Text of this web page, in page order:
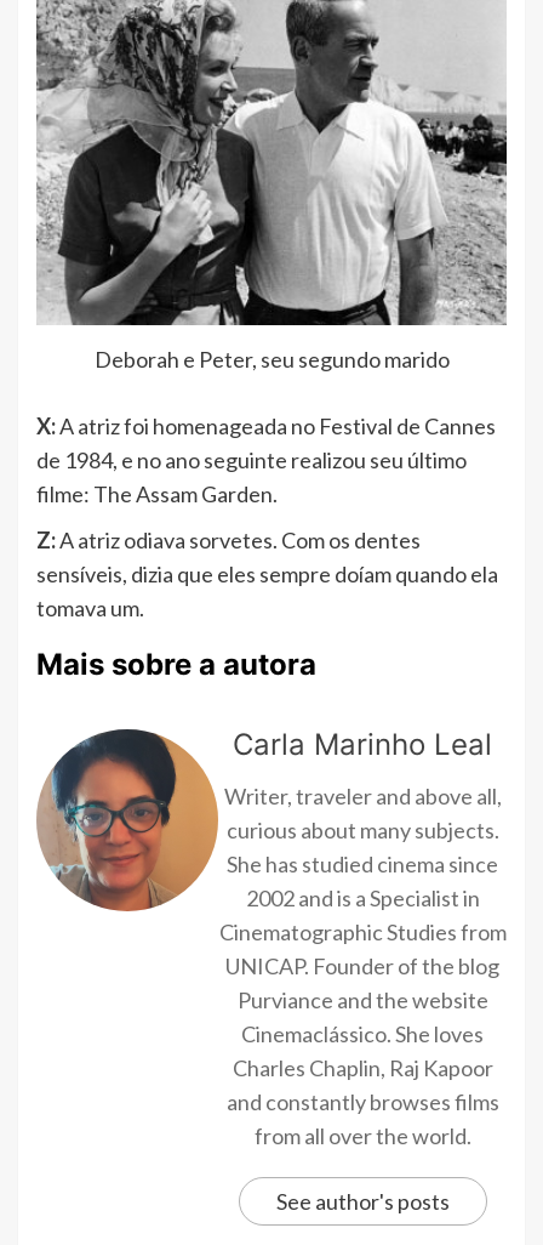
Deborah e Peter, seu segundo marido
X:A atriz foi homenageada no Festival de Cannes
de 1984, e no ano seguinte realizou seu último
filme: The Assam Garden.
Z:A atriz odiava sorvetes. Com os dentes
sensíveis, dizia que eles sempre doíam quando ela
tomava um.
Mais sobre a autora
Carla Marinho Leal
Writer, traveler and above all,
curious about many subjects.
She has studied cinema since
2002 and is a Specialist in
Cinematographic Studies from
UNICAP. Founder of the blog
Purviance and the website
Cinemaclássico. She loves
Charles Chaplin, Raj Kapoor
and constantly browses films
from all over the world.
See author's posts